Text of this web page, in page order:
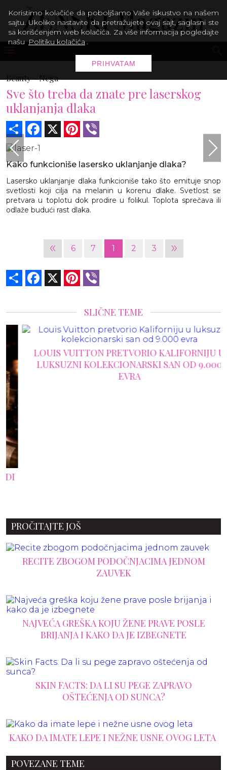
Beauty -Nega
Sve što treba da znate pre laserskog
uklanjanja dlaka
Share Facebook Pinterest
Kako funkcioniše lasersko uklanjanje dlaka?
Lasersko uklanjanje dlaka funkcioniše tako što emituje snop
svetlosti koji cilja na melanin u korenu dlake. Svetlost se
pretvara u toplotu dok prodire u folikul. Toplota sprečava ili
odlaže budući rast dlaka.
« 6 7 1 2 3 »
Share Facebook Pinterest
SLIČNE TEME
LOUIS VUITTON PRETVORIO KALIFORNIJU U
LUKSUZNI KOLEKCIONARSKI SAN OD 9.000
EVRA
PROČITAJTE JOŠ
RECITE ZBOGOM PODOČNJACIMA JEDNOM
ZAUVEK
NAJVEĆA GREŠKA KOJU ŽENE PRAVE POSLE
BRIJANJA I KAKO DA JE IZBEGNETE
SKIN FACTS: DA LI SU PEGE ZAPRAVO
OŠTEĆENJA OD SUNCA?
KAKO DA IMATE LEPE I NEŽNE USNE OVOG LETA
POVEZANE TEME
Koristimo kolačiće da poboljšamo Vaše iskustvo na našem
sajtu. Ukoliko nastavite da pretražujete ovaj sajt, saglasni ste
sa korišćenjem web kolačića. Za više informacija pogledajte
našu Politiku kolačića .
PRIHVATAM